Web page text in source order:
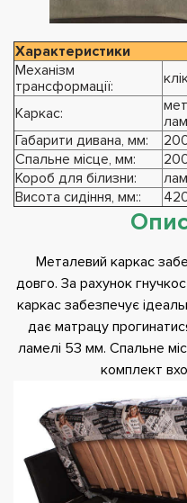
Характеристики
Механізм
трансформації:
Каркас:
Габарити дивана, мм:
Спальне місце, мм:
Короб для білизни:
Висота сидіння, мм::
Металевий каркас
довго. За рахунок
каркас забезпечує
дає матрацу
ламелі 53 мм. Спальне
комплект